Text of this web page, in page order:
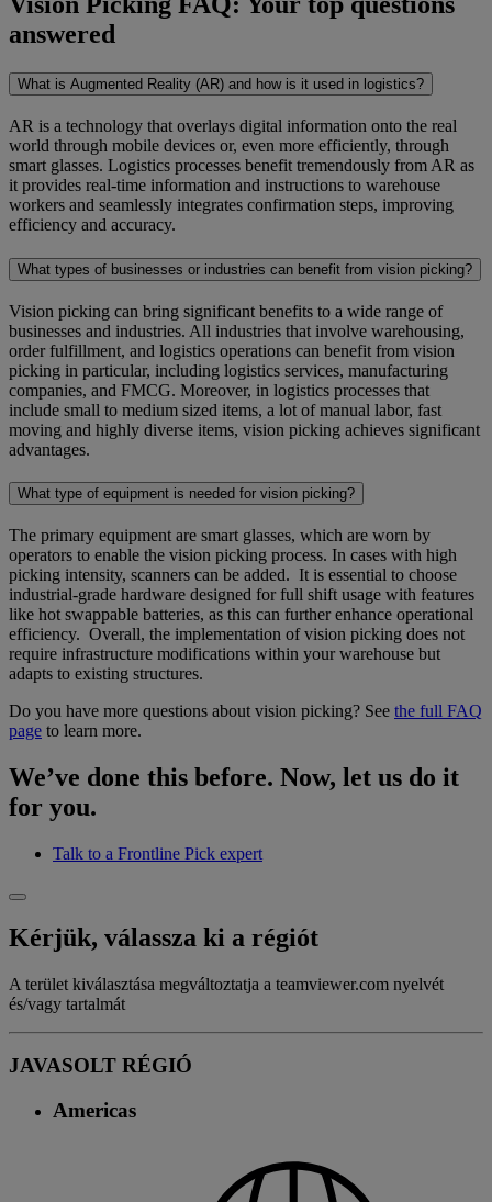
answered
What is Augmented Reality (AR) and how is it used in logistics?
AR is a technology that overlays digital information onto the real
world through mobile devices or, even more efficiently, through
smart glasses. Logistics processes benefit tremendously from AR as
it provides real-time information and instructions to warehouse
workers and seamlessly integrates confirmation steps, improving
efficiency and accuracy.
What types of businesses or industries can benefit from vision picking?
Vision picking can bring significant benefits to a wide range of
businesses and industries. All industries that involve warehousing,
order fulfillment, and logistics operations can benefit from vision
picking in particular, including logistics services, manufacturing
companies, and FMCG. Moreover, in logistics processes that
include small to medium sized items, a lot of manual labor, fast
moving and highly diverse items, vision picking achieves significant
advantages.
What type of equipment is needed for vision picking?
The primary equipment are smart glasses, which are worn by
operators to enable the vision picking process. In cases with high
picking intensity, scanners can be added. It is essential to choose
industrial-grade hardware designed for full shift usage with features
like hot swappable batteries, as this can further enhance operational
efficiency. Overall, the implementation of vision picking does not
require infrastructure modifications within your warehouse but
adapts to existing structures.
Do you have more questions about vision picking? See the full FAQ
page to learn more.
We’ve done this before. Now, let us do it
for you.
Talk to a Frontline Pick expert
Kérjük, válassza ki a régiót
A terület kiválasztása megváltoztatja a teamviewer.com nyelvét
és/vagy tartalmát
JAVASOLT RÉGIÓ
Americas